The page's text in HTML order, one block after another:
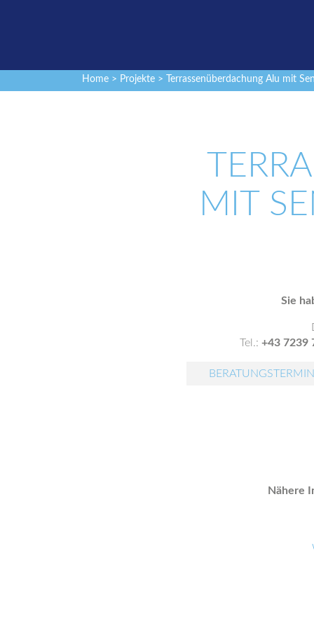
Home > Projekte > Terrassenüberdachung Alu mit
MIT
Sie
Tel.: +43 7239
Nähere